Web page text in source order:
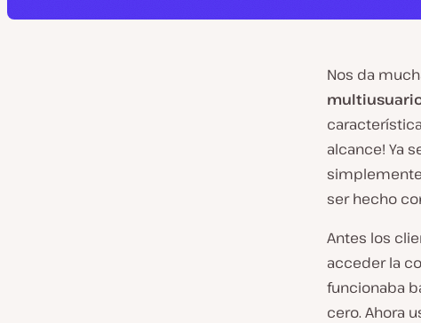
Nos da
alcance! Ya
ser hecho
Antes los
acceder la
funcionaba
cero. Ahora